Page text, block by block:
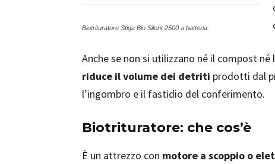
Biotrituratore Stiga Bio Silent 2500 a batteria
Anche se non si utilizzano né il compost
riduce il volume dei detriti prodotti dal
l’ingombro e il fastidio del conferimento.
Biotrituratore: che cos’è
È un attrezzo con motore a scoppio o